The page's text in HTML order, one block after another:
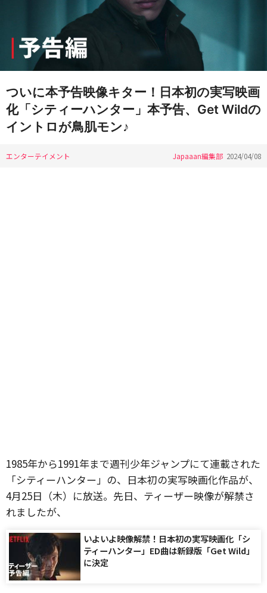
ついに本予告映像キター！日本初の実写映画
化「シティーハンター」本予告、Get Wildの
イントロが鳥肌モン♪
エンターテイメント Japaaan編集部 2024/04/08
1985年から1991年まで週刊少年ジャンプにて連載された
「シティーハンター」の、日本初の実写映画化作品が、
4月25日（木）に放送。先日、ティーザー映像が解禁さ
れましたが、
いよいよ映像解禁！日本初の実写映画化「シ
ティーハンター」ED曲は新録版「Get Wild」
に決定